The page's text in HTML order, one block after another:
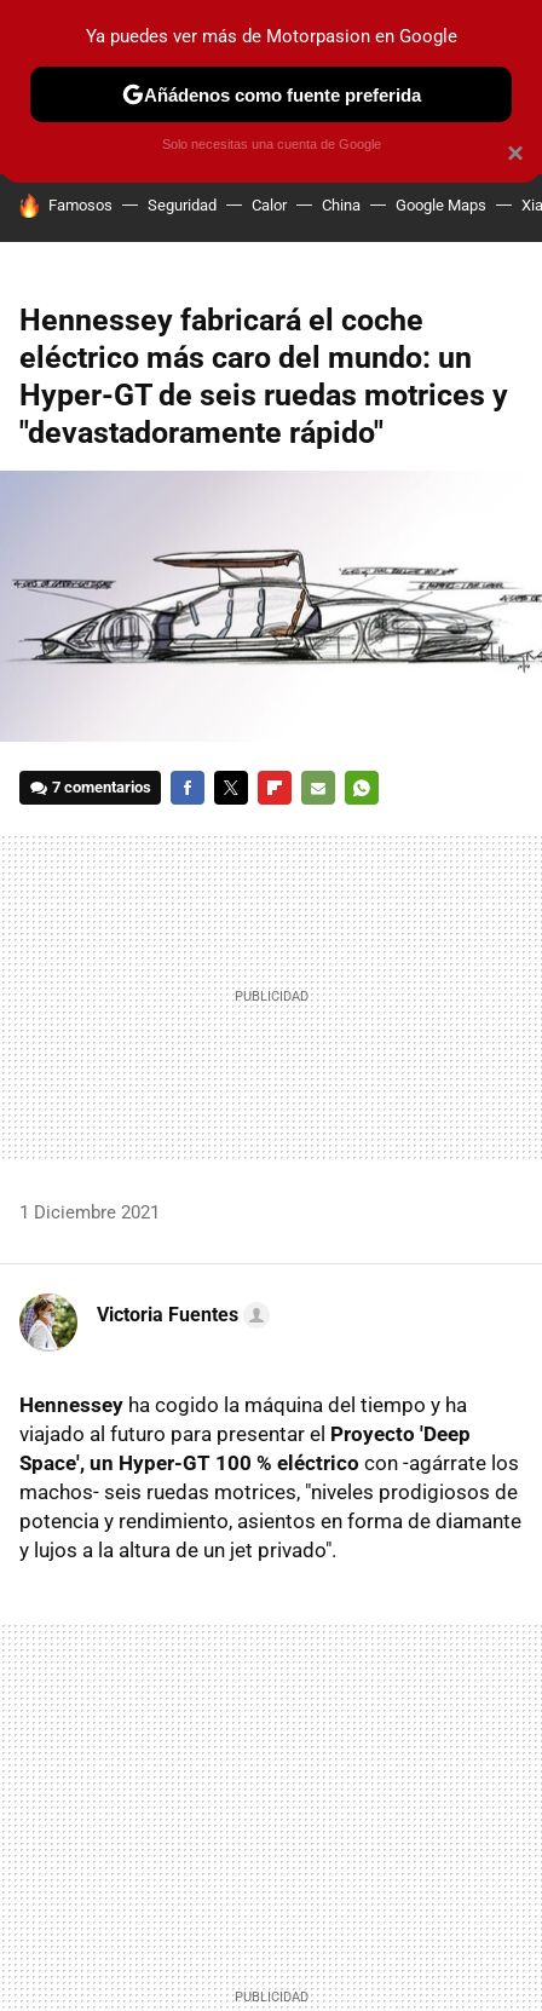
PRUEBAS COCHES ELÉCTRICOS OBSERVATORIO
HOY SE HABLA DE
Famosos Seguridad Calor China Google Maps
Hennessey fabricará el coche
eléctrico más caro del mundo: un
Hyper-GT de seis ruedas motrices y
"devastadoramente rápido"
7 comentarios
MAIL
1 Diciembre 2021
Victoria Fuentes
Hennessey ha cogido la máquina del tiempo y ha
viajado al futuro para presentar el Proyecto 'Deep
Space', un Hyper-GT 100 % eléctrico con -agárrate los
machos- seis ruedas motrices, "niveles prodigiosos de
potencia y rendimiento, asientos en forma de diamante
y lujos a la altura de un jet privado".
×
Ya puedes ver más de Motorpasion en Google
Añádenos como fuente preferida
Solo necesitas una cuenta de Google